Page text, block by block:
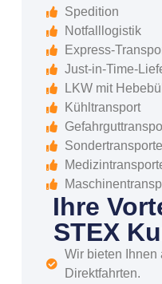
Spedition
Notfalllogistik
Express-
Just-in-Time-
LKW mit
Kühltransport
Sondertransporte
Ihre
STEX
Wir bieten
Direktfahrten.